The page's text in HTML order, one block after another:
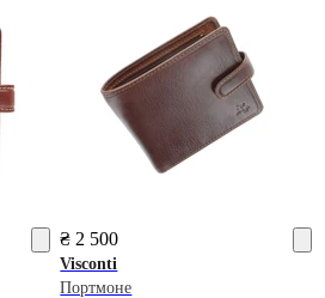
₴ 2 500
Visconti
Портмоне